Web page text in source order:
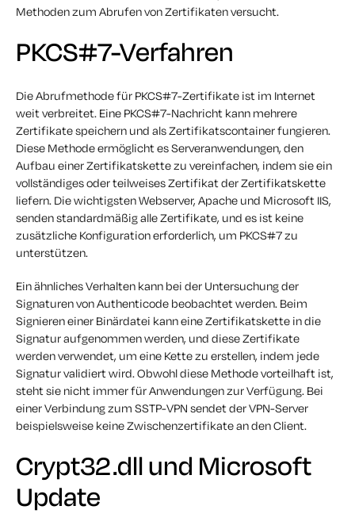
Methoden zum Abrufen von Zertifikaten versucht.
PKCS#7-Verfahren
Die Abrufmethode für PKCS#7-Zertifikate ist im Internet
weit verbreitet. Eine PKCS#7-Nachricht kann mehrere
Zertifikate speichern und als Zertifikatscontainer fungieren.
Diese Methode ermöglicht es Serveranwendungen, den
Aufbau einer Zertifikatskette zu vereinfachen, indem sie ein
vollständiges oder teilweises Zertifikat der Zertifikatskette
liefern. Die wichtigsten Webserver, Apache und Microsoft IIS,
senden standardmäßig alle Zertifikate, und es ist keine
zusätzliche Konfiguration erforderlich, um PKCS#7 zu
unterstützen.
Ein ähnliches Verhalten kann bei der Untersuchung der
Signaturen von Authenticode beobachtet werden. Beim
Signieren einer Binärdatei kann eine Zertifikatskette in die
Signatur aufgenommen werden, und diese Zertifikate
werden verwendet, um eine Kette zu erstellen, indem jede
Signatur validiert wird. Obwohl diese Methode vorteilhaft ist,
steht sie nicht immer für Anwendungen zur Verfügung. Bei
einer Verbindung zum SSTP-VPN sendet der VPN-Server
beispielsweise keine Zwischenzertifikate an den Client.
Crypt32.dll und Microsoft
Update